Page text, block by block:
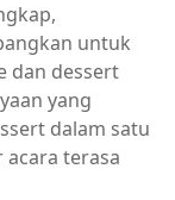
untuk
dan dessert
yang
dalam satu
terasa